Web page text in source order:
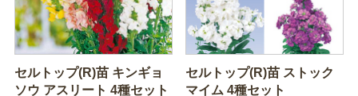
セルトップ(R)苗 キンギョ
ソウ アスリート 4種セット
セルトップ(R)苗 ストック
マイム 4種セット